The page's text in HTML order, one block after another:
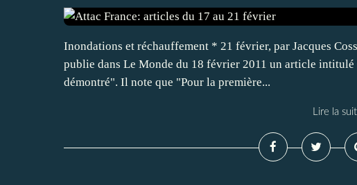
Inondations et réchauffement * 21 février, par Jacques
publie dans Le Monde du 18 février 2011 un article
démontré". Il note que "Pour la première...
Lire la